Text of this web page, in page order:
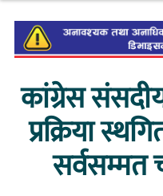
कांग्रेस
प्रक्रिया
सर्वसम्मत